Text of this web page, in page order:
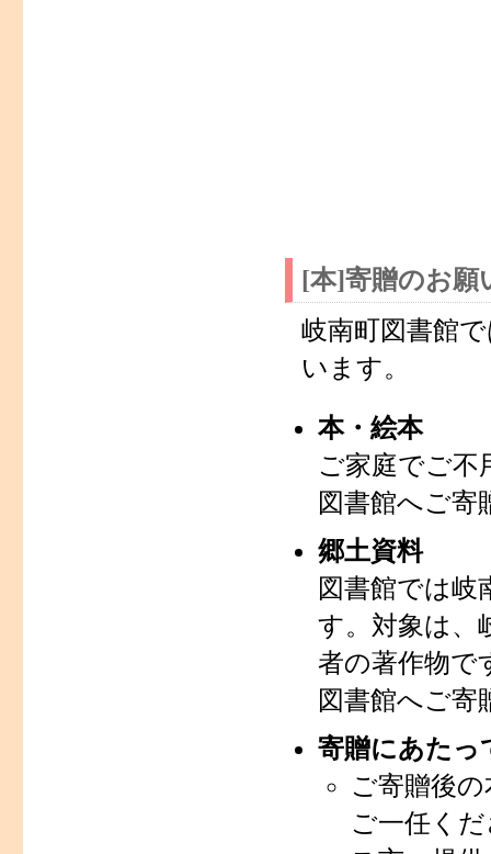
[本]寄贈のお願
岐南町図書館
います。
本・絵本
ご家庭でご不
図書館へご寄
郷土資料
図書館では岐
す。対象は、
者の著作物で
図書館へご寄
寄贈にあたっ
ご寄贈後
ご一任く